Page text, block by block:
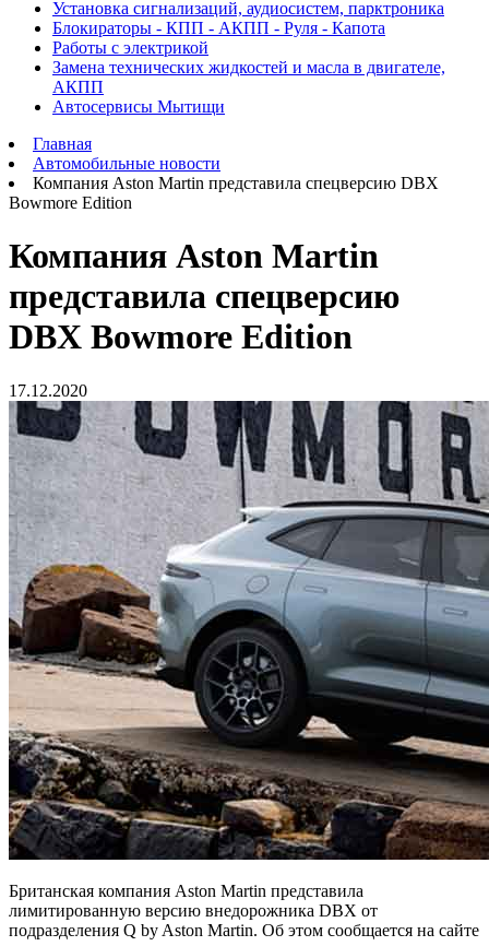
Установка сигнализаций, аудиосистем, парктроника
Блокираторы - КПП - АКПП - Руля - Капота
Работы с электрикой
Замена технических жидкостей и масла в двигателе,
АКПП
Автосервисы Мытищи
Главная
Автомобильные новости
Компания Aston Martin представила спецверсию DBX
Bowmore Edition
Компания Aston Martin
представила спецверсию
DBX Bowmore Edition
17.12.2020
Британская компания Aston Martin представила
лимитированную версию внедорожника DBX от
подразделения Q by Aston Martin. Об этом сообщается на сайте